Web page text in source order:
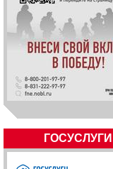
ГОСУСЛУГИ